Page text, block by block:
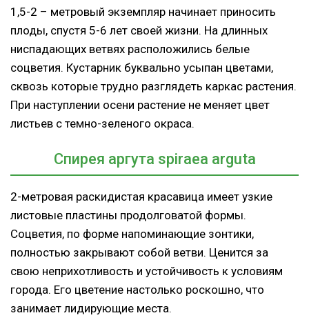
1,5-2 – метровый экземпляр начинает приносить
плоды, спустя 5-6 лет своей жизни. На длинных
ниспадающих ветвях расположились белые
соцветия. Кустарник буквально усыпан цветами,
сквозь которые трудно разглядеть каркас растения.
При наступлении осени растение не меняет цвет
листьев с темно-зеленого окраса.
Cпирея аргута spiraea arguta
2-метровая раскидистая красавица имеет узкие
листовые пластины продолговатой формы.
Соцветия, по форме напоминающие зонтики,
полностью закрывают собой ветви. Ценится за
свою неприхотливость и устойчивость к условиям
города. Его цветение настолько роскошно, что
занимает лидирующие места.